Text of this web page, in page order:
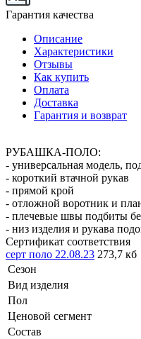
Гарантия качества
Описание
Характеристики
Отзывы
Как купить
Оплата
Доставка
Гарантия и возврат
РУБАШКА-ПОЛО:
- универсальная модель,
- короткий втачной рукав
- прямой крой
- отложной воротник и
- плечевые швы подбиты
- низ изделия и рукава
Сертификат соответствия
серт поло 22.08.23 273,7 кб
Сезон
Вид изделия
Пол
Ценовой сегмент
Состав